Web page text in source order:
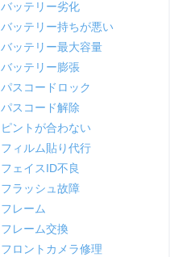
バッテリー劣化
バッテリー持ちが悪い
バッテリー最大容量
バッテリー膨張
パスコードロック
パスコード解除
ピントが合わない
フィルム貼り代行
フェイスID不良
フラッシュ故障
フレーム
フレーム交換
フロントカメラ修理